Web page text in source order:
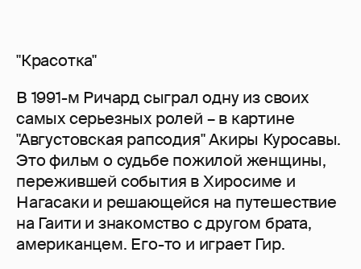
"Красотка"
В 1991-м Ричард сыграл одну из своих
самых серьезных ролей – в картине
"Августовская рапсодия" Акиры Куросавы.
Это фильм о судьбе пожилой женщины,
пережившей события в Хиросиме и
Нагасаки и решающейся на путешествие
на Гаити и знакомство с другом брата,
американцем. Его-то и играет Гир.